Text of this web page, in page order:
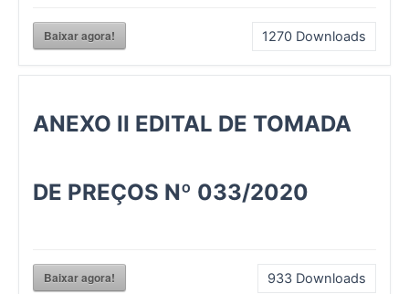
Baixar agora! 1270 Downloads
ANEXO II EDITAL DE TOMADA
DE PREÇOS Nº 033/2020
Baixar agora! 933 Downloads